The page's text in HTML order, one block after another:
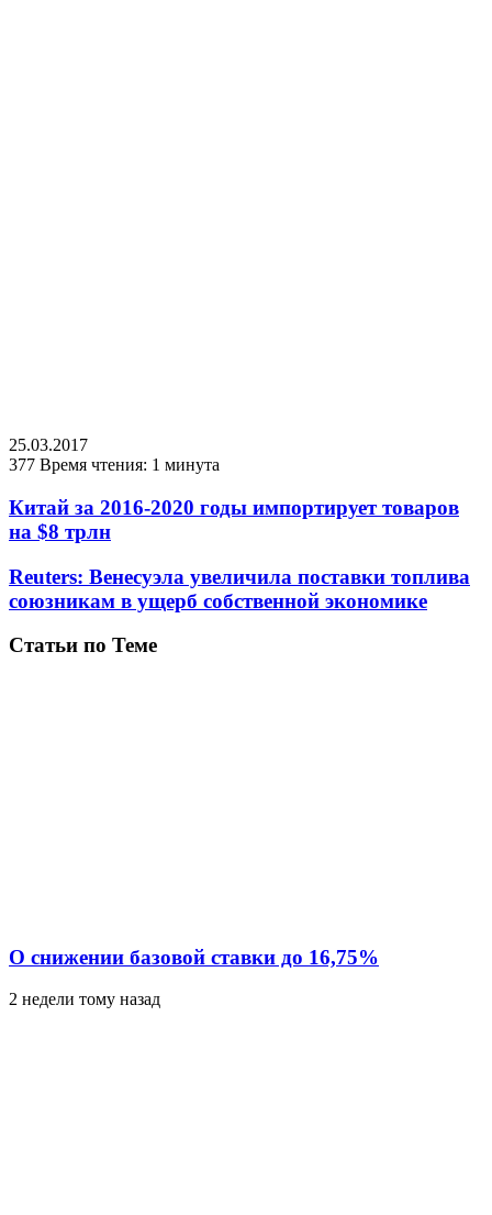
25.03.2017
377 Время чтения: 1 минута
Китай за 2016-2020 годы импортирует товаров
на $8 трлн
Reuters: Венесуэла увеличила поставки топлива
союзникам в ущерб собственной экономике
Статьи по Теме
О снижении базовой ставки до 16,75%
2 недели тому назад